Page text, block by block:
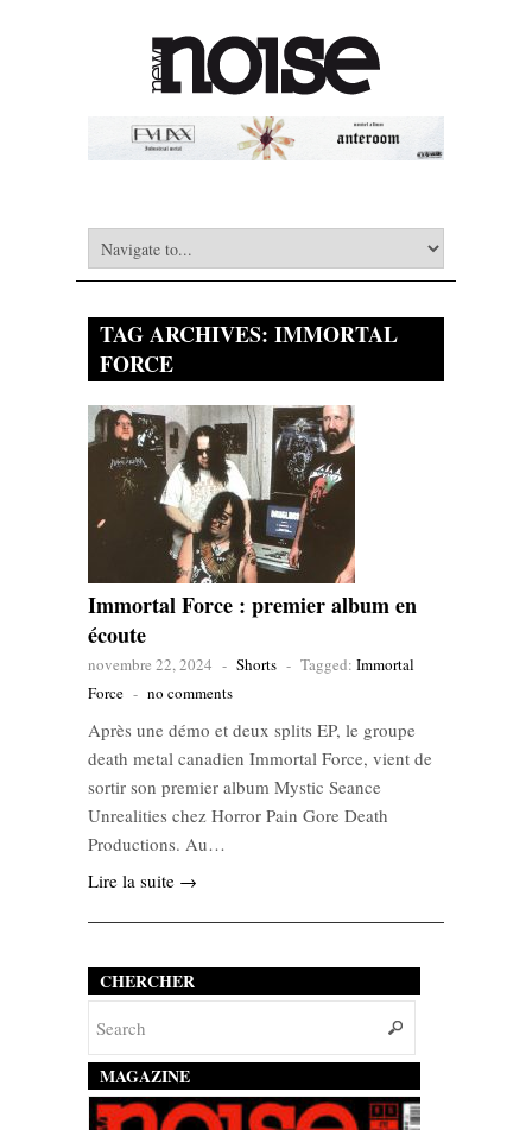
TAG ARCHIVES: IMMORTAL
FORCE
Immortal Force : premier album en
écoute
novembre 22, 2024 - Shorts - Tagged: Immortal
Force - no comments
Après une démo et deux splits EP, le groupe
death metal canadien Immortal Force, vient de
sortir son premier album Mystic Seance
Unrealities chez Horror Pain Gore Death
Productions. Au…
Lire la suite →
CHERCHER
MAGAZINE